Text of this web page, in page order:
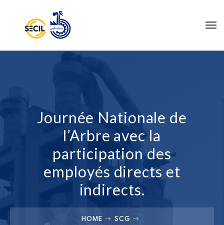
Journée Nationale de
l’Arbre avec la
participation des
employés directs et
indirects.
HOME
SCG